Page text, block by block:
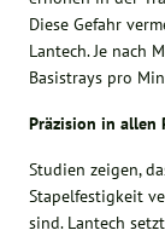
Diese Gefahr
Lantech. Je nach
Basistrays pro
Präzision in allen
Studien zeigen,
Stapelfestigkeit
sind. Lantech